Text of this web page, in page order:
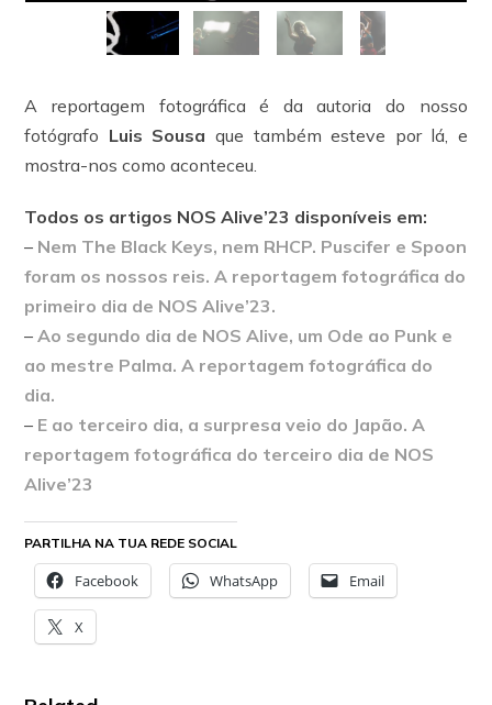
A reportagem fotográfica é da autoria do nosso
fotógrafo Luis Sousa que também esteve por lá, e
mostra-nos como aconteceu.
Todos os artigos NOS Alive’23 disponíveis em:
– Nem The Black Keys, nem RHCP. Puscifer e Spoon
foram os nossos reis. A reportagem fotográfica do
primeiro dia de NOS Alive’23.
–Ao segundo dia de NOS Alive, um Ode ao Punk e
ao mestre Palma. A reportagem fotográfica do
dia.
– E ao terceiro dia, a surpresa veio do Japão. A
reportagem fotográfica do terceiro dia de NOS
Alive’23
PARTILHA NA TUA REDE SOCIAL
Facebook WhatsApp Email
X